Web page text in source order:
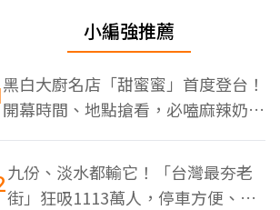
小編強推薦
黑白大廚名店「甜蜜蜜」首度登台！
開幕時間、地點搶看，必嗑麻辣奶油
蝦
九份、淡水都輸它！「台灣最夯老
街」狂吸1113萬人，停車方便、特